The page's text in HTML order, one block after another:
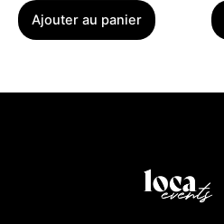
Ajouter au panier